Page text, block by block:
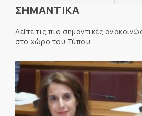
ΣΗΜΑΝΤΙΚΑ
Δείτε τις πιο σημαντικές
στο χώρο του Τύπου.